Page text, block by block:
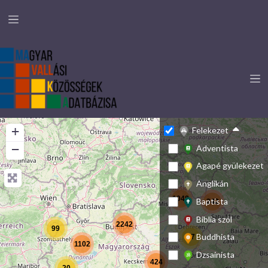
2242
424
1102
99
1048 242
77
+
−
Felekezet
Adventista
Agapé gyülekezet
Anglikán
Baptista
Biblia szól
Buddhista
Dzsainista